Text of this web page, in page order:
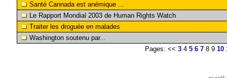
Santé Cannada est anémique ...
Le Rapport Mondial 2003 de Human Rights Watch
Traiter les droguée en malades
Washington soutenu par...
Pages: << 34 5 6 78 9 10